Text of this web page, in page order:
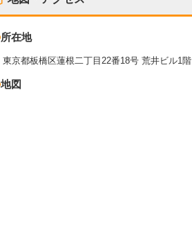
所在地
東京都板橋区蓮根二丁目22番18号 荒井ビル1階
地図